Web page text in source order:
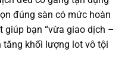
đúng sàn có mức hoàn
giúp bạn “vừa giao dịch –
tăng khối lượng lot vô tội